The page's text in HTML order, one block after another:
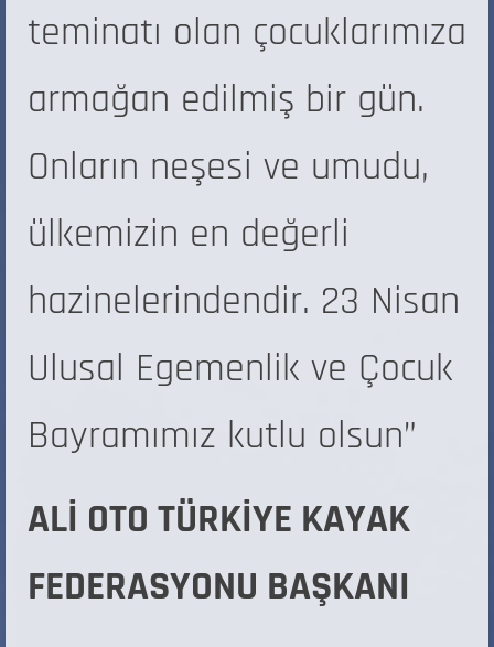
teminatı olan çocuklarımıza
armağan edilmiş bir gün.
Onların neşesi ve umudu,
ülkemizin en değerli
hazinelerindendir. 23 Nisan
Ulusal Egemenlik ve Çocuk
Bayramımız kutlu olsun”
ALİ OTO TÜRKİYE KAYAK
FEDERASYONU BAŞKANI